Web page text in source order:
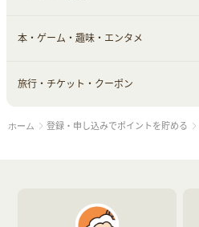
美容食品
生活雑貨・家具インテリア
赤ちゃん・こども・マタニティ
ペット
フラワー
習い事・学習・学校
すべて見る
オフィス・文具
本・ゲーム・趣味・エンタメ
すべて見る
ゲーム・趣味
旅行・チケット・クーポン
すべて見る
チケット・クーポン・チラシ
ホーム 登録・申し込みでポイントを貯める